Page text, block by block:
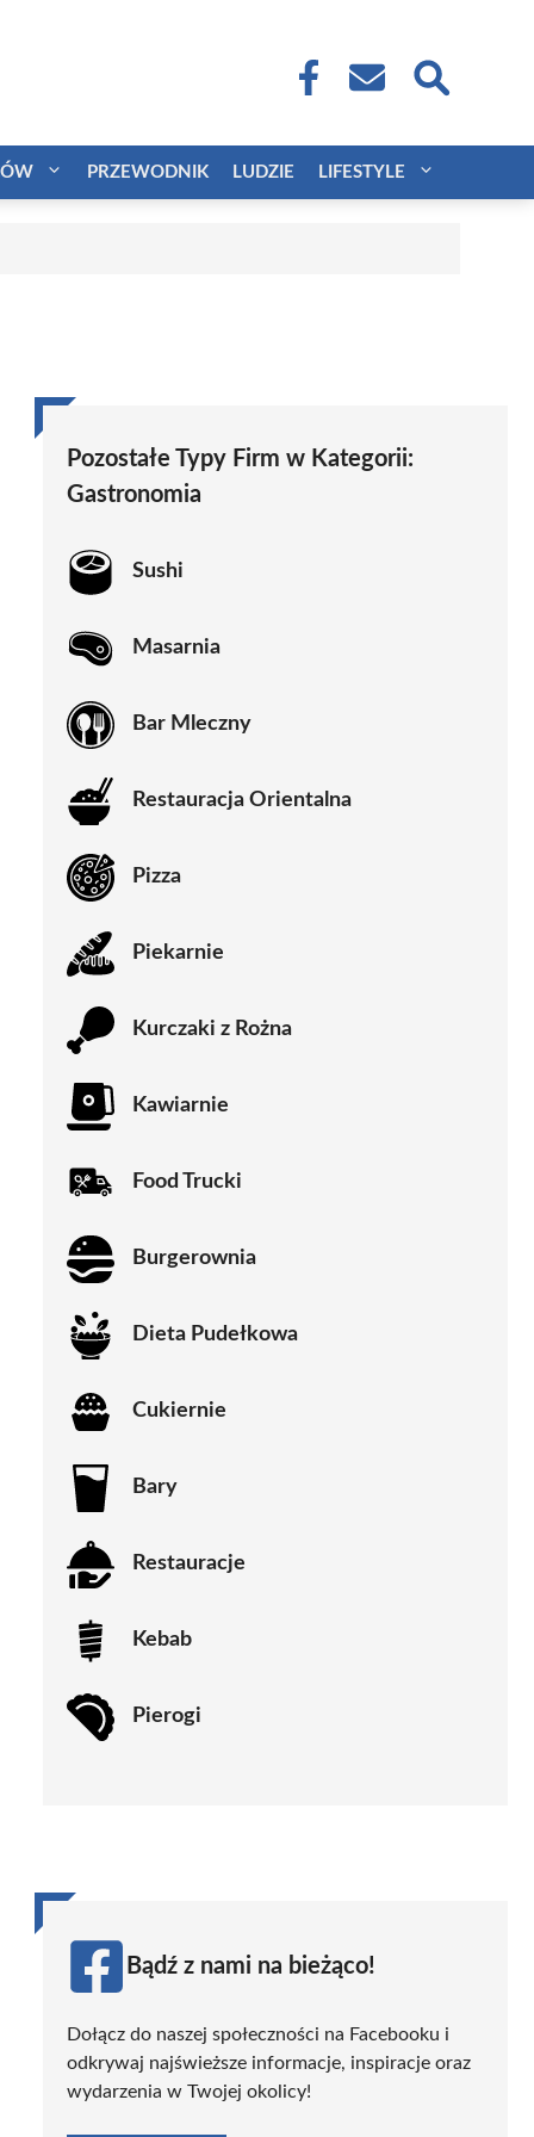
PRZEWODNIK LUDZIE LIFESTYLE
Pozostałe Typy Firm w Kategorii:
Gastronomia
Sushi
Masarnia
Bar Mleczny
Restauracja Orientalna
Pizza
Piekarnie
Kurczaki z Rożna
Kawiarnie
Food Trucki
Burgerownia
Dieta Pudełkowa
Cukiernie
Bary
Restauracje
Kebab
Pierogi
Bądź z nami na bieżąco!
Dołącz do naszej społeczności na Facebooku i
odkrywaj najświeższe informacje, inspiracje oraz
wydarzenia w Twojej okolicy!